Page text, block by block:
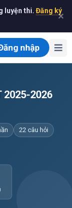
luyện thi. Đăng ký
✕
nhập
2025-2026
22 câu hỏi